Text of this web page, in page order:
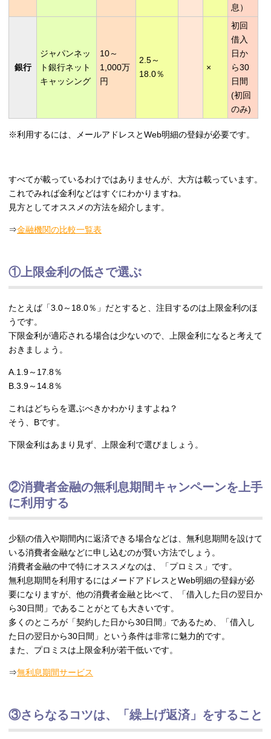
息）
銀行
ジャパンネッ
ト銀行ネット
キャッシング
10～
1,000万
円
2.5～
18.0％
×
初回
借入
日か
ら30
日間
(初回
のみ)
※利用するには、メールアドレスとWeb明細の登録が必要です。
すべてが載っているわけではありませんが、大方は載っています。
これでみれば金利などはすぐにわかりますね。
見方としてオススメの方法を紹介します。
⇒金融機関の比較一覧表
①上限金利の低さで選ぶ
たとえば「3.0～18.0％」だとすると、注目するのは上限金利のほ
うです。
下限金利が適応される場合は少ないので、上限金利になると考えて
おきましょう。
A.1.9～17.8％
B.3.9～14.8％
これはどちらを選ぶべきかわかりますよね？
そう、Bです。
下限金利はあまり見ず、上限金利で選びましょう。
②消費者金融の無利息期間キャンペーンを上手
に利用する
少額の借入や期間内に返済できる場合などは、無利息期間を設けて
いる消費者金融などに申し込むのが賢い方法でしょう。
消費者金融の中で特にオススメなのは、「プロミス」です。
無利息期間を利用するにはメードアドレスとWeb明細の登録が必
要になりますが、他の消費者金融と比べて、「借入した日の翌日か
ら30日間」であることがとても大きいです。
多くのところが「契約した日から30日間」であるため、「借入し
た日の翌日から30日間」という条件は非常に魅力的です。
また、プロミスは上限金利が若干低いです。
⇒無利息期間サービス
③さらなるコツは、「繰上げ返済」をすること